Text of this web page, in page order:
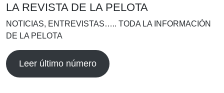
LA REVISTA DE LA PELOTA
NOTICIAS, ENTREVISTAS….. TODA LA INFORMACIÓN
DE LA PELOTA
Leer último número